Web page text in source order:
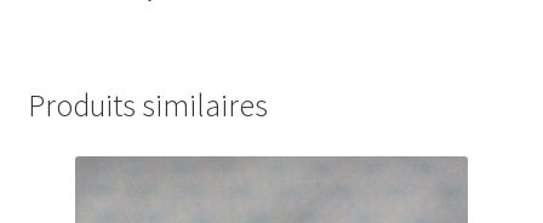
Produits similaires